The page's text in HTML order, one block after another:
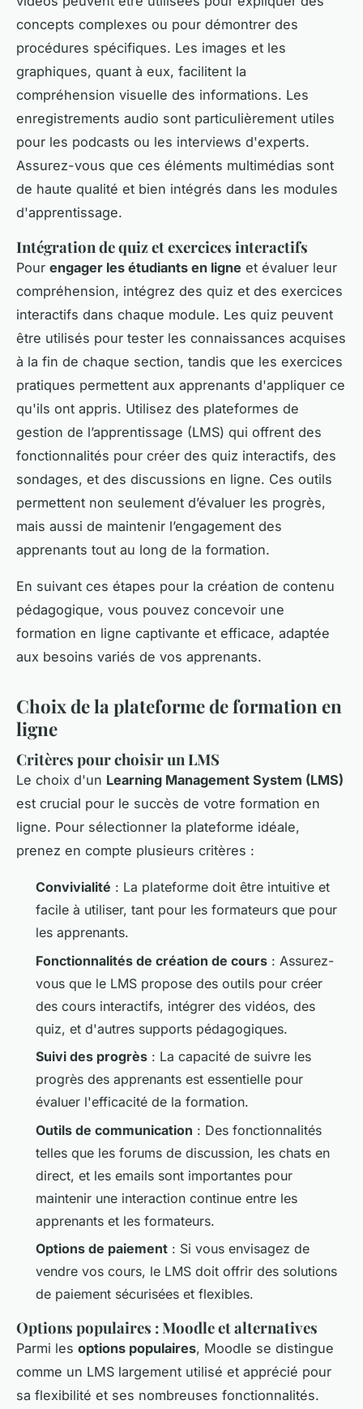
concepts complexes ou pour démontrer des
procédures spécifiques. Les images et les
graphiques, quant à eux, facilitent la
compréhension visuelle des informations. Les
enregistrements audio sont particulièrement utiles
pour les podcasts ou les interviews d'experts.
Assurez-vous que ces éléments multimédias sont
de haute qualité et bien intégrés dans les modules
d'apprentissage.
Intégration de quiz et exercices interactifs
Pour engager les étudiants en ligne et évaluer leur
compréhension, intégrez des quiz et des exercices
interactifs dans chaque module. Les quiz peuvent
être utilisés pour tester les connaissances acquises
à la fin de chaque section, tandis que les exercices
pratiques permettent aux apprenants d'appliquer ce
qu'ils ont appris. Utilisez des plateformes de
gestion de l’apprentissage (LMS) qui offrent des
fonctionnalités pour créer des quiz interactifs, des
sondages, et des discussions en ligne. Ces outils
permettent non seulement d’évaluer les progrès,
mais aussi de maintenir l’engagement des
apprenants tout au long de la formation.
En suivant ces étapes pour la création de contenu
pédagogique, vous pouvez concevoir une
formation en ligne captivante et efficace, adaptée
aux besoins variés de vos apprenants.
Choix de la plateforme de formation en
ligne
Critères pour choisir un LMS
Le choix d'un Learning Management System (LMS)
est crucial pour le succès de votre formation en
ligne. Pour sélectionner la plateforme idéale,
prenez en compte plusieurs critères :
Convivialité : La plateforme doit être intuitive et
facile à utiliser, tant pour les formateurs que pour
les apprenants.
Fonctionnalités de création de cours : Assurez-
vous que le LMS propose des outils pour créer
des cours interactifs, intégrer des vidéos, des
quiz, et d'autres supports pédagogiques.
Suivi des progrès : La capacité de suivre les
progrès des apprenants est essentielle pour
évaluer l'efficacité de la formation.
Outils de communication : Des fonctionnalités
telles que les forums de discussion, les chats en
direct, et les emails sont importantes pour
maintenir une interaction continue entre les
apprenants et les formateurs.
Options de paiement : Si vous envisagez de
vendre vos cours, le LMS doit offrir des solutions
de paiement sécurisées et flexibles.
Options populaires : Moodle et alternatives
Parmi les options populaires, Moodle se distingue
comme un LMS largement utilisé et apprécié pour
sa flexibilité et ses nombreuses fonctionnalités.